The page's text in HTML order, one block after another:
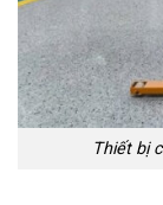
Thiết bị